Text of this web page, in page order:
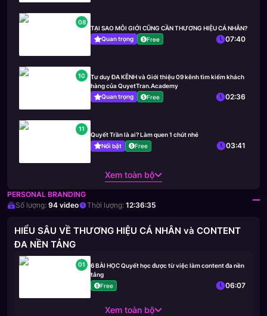
08
TẠI SAO MÔI GIỚI CŨNG CẦN THƯƠNG HIỆU CÁ NHÂN?
Quan trọng
Free 07:40
10
Tư duy ĐA KÊNH và Giới thiệu 09 kênh tìm kiếm khách
hàng của QuyetTran.Academy
Quan trọng
Free 02:36
11
Quyết Trần là ai? Làm quen 1 chút nhé
Nổi bật
Free 03:41
Xem toàn bộ
PERSONAL BRANDING
Số lượng: 94 video Thời lượng: 12:36:35
HIỂU SÂU VỀ THƯƠNG HIỆU CÁ NHÂN và CONTENT
ĐA NỀN TẢNG
01
6 BÀI HỌC Quyết học được từ việc làm content đa nền
tảng
Free
06:07
Xem toàn bộ